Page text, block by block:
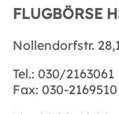
FLUGBÖRSE
Nollendorfstr.
Tel.: 030/2163061
Fax: 030-2169510